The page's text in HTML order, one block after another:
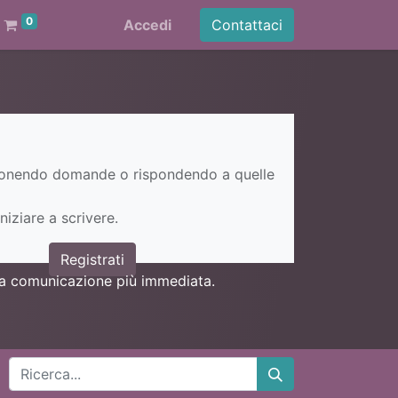
0 Accedi Contattaci
domande o rispondendo a quelle
a scrivere.
Registrati
comunicazione più immediata.